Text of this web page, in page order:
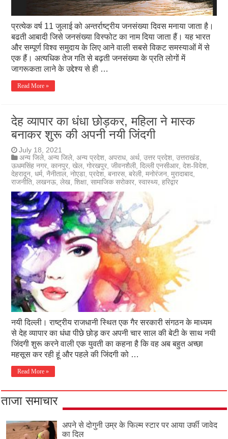
प्रत्येक वर्ष 11 जुलाई को अन्तर्राष्ट्रीय जनसंख्या दिवस मनाया जाता है।
बढती आबादी जिसे जनसंख्या विस्फोट का नाम दिया जाता हैं। यह भारत
और सम्पूर्ण विश्व समुदाय के लिए आने वाली सबसे विकट समस्याओं में से
एक हैं। अत्यधिक तेज गति से बढ़ती जनसंख्या के प्रति लोगों में
जागरूकता लाने के उद्देश्य से ही …
Read More »
देह व्यापार का धंधा छोड़कर, महिला ने मास्क
बनाकर शुरू की अपनी नयी जिंदगी
July 18, 2021
अन्य जिले,अन्य जिले,अन्य प्रदेश,अपराध,अर्थ,उत्तर प्रदेश,उत्तराखंड,
ऊधमसिंह नगर,कानपुर,खेल,गोरखपुर,जीवनशैली,दिल्ली एनसीआर,देश-विदेश,
देहरादून,धर्म,नैनीताल,नोएडा,प्रदेश,बनारस,बरेली,मनोरंजन,मुरादाबाद,
राजनीति,लखनऊ,लेख,शिक्षा,सामाजिक सरोकार,स्वास्थ्य,हरिद्वार
नयी दिल्ली। राष्ट्रीय राजधानी स्थित एक गैर सरकारी संगठन के माध्यम
से देह व्यापार का धंधा पीछे छोड़ कर अपनी चार साल की बेटी के साथ नयी
जिंदगी शुरू करने वाली एक युवती का कहना है कि वह अब बहुत अच्छा
महसूस कर रही हूं और पहले की जिंदगी को …
Read More »
ताजा समाचार
अपने से दोगुनी उम्र के फिल्म स्टार पर आया उर्फी जावेद
का दिल